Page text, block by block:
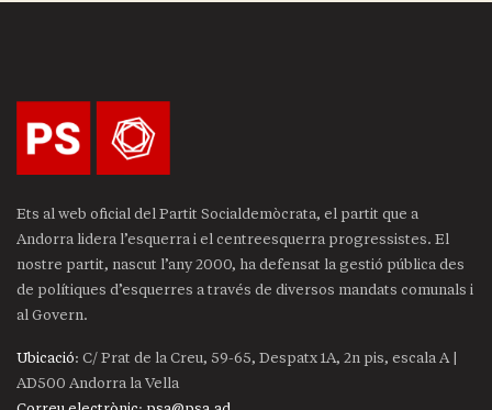
Ets al web oficial del Partit Socialdemòcrata, el partit que a
Andorra lidera l’esquerra i el centreesquerra progressistes. El
nostre partit, nascut l’any 2000, ha defensat la gestió pública des
de polítiques d’esquerres a través de diversos mandats comunals i
al Govern.
Ubicació: C/ Prat de la Creu, 59-65, Despatx 1A, 2n pis, escala A |
AD500 Andorra la Vella